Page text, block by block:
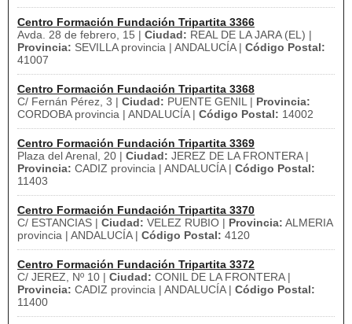
Centro Formación Fundación Tripartita 3366
Avda. 28 de febrero, 15 | Ciudad: REAL DE LA JARA (EL) |
Provincia: SEVILLA provincia | ANDALUCÍA | Código Postal:
41007
Centro Formación Fundación Tripartita 3368
C/ Fernán Pérez, 3 | Ciudad: PUENTE GENIL | Provincia:
CORDOBA provincia | ANDALUCÍA | Código Postal: 14002
Centro Formación Fundación Tripartita 3369
Plaza del Arenal, 20 | Ciudad: JEREZ DE LA FRONTERA |
Provincia: CADIZ provincia | ANDALUCÍA | Código Postal:
11403
Centro Formación Fundación Tripartita 3370
C/ ESTANCIAS | Ciudad: VELEZ RUBIO | Provincia: ALMERIA
provincia | ANDALUCÍA | Código Postal: 4120
Centro Formación Fundación Tripartita 3372
C/ JEREZ, Nº 10 | Ciudad: CONIL DE LA FRONTERA |
Provincia: CADIZ provincia | ANDALUCÍA | Código Postal:
11400